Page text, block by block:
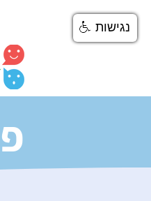
נגישות